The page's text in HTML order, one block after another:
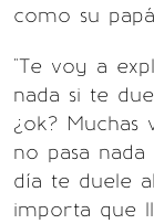
como su
"Te voy a
nada si te
¿ok? Muchas
no pasa
día te duele
importa que